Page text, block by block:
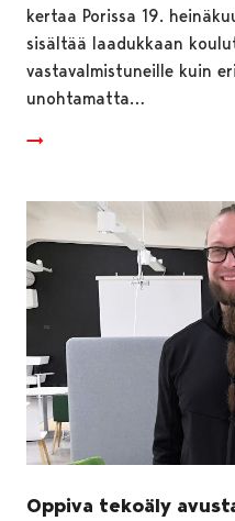
kertaa Porissa 19.
sisältää laadukkaan
vastavalmistuneille kuin
unohtamatta…
Oppiva tekoäly